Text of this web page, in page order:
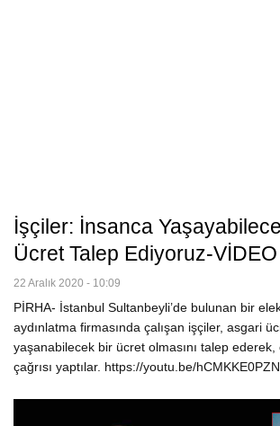
İşçiler: İnsanca
Ücret Talep Ediyoruz-VİDEO
22 Aralık 2020 - 10:09
PİRHA- İstanbul Sultanbeyli’de bulunan bir
aydınlatma firmasında çalışan işçiler, asgari
yaşanabilecek bir ücret olmasını talep
çağrısı yaptılar. https://youtu.be/